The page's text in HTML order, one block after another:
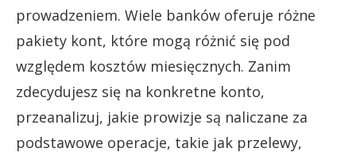
prowadzeniem. Wiele banków oferuje różne
pakiety kont, które mogą różnić się pod
względem kosztów miesięcznych. Zanim
zdecydujesz się na konkretne konto,
przeanalizuj, jakie prowizje są naliczane za
podstawowe operacje, takie jak przelewy,